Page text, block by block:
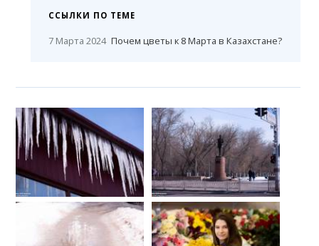
ССЫЛКИ ПО ТЕМЕ
7 Марта 2024 Почем цветы к 8 Марта в Казахстане?